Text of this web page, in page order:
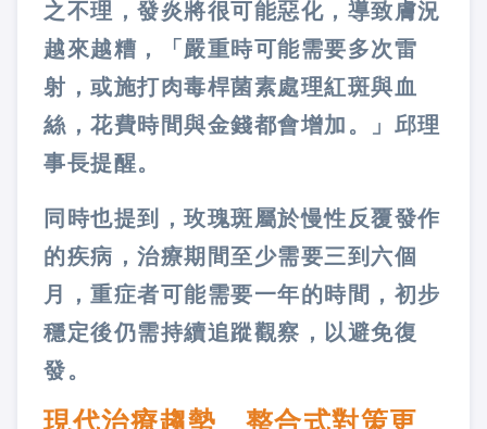
之不理，發炎將很可能惡化，導致膚況
越來越糟，「嚴重時可能需要多次雷
射，或施打肉毒桿菌素處理紅斑與血
絲，花費時間與金錢都會增加。」邱理
事長提醒。
同時也提到，玫瑰斑屬於慢性反覆發作
的疾病，治療期間至少需要三到六個
月，重症者可能需要一年的時間，初步
穩定後仍需持續追蹤觀察，以避免復
發。
現代治療趨勢 整合式對策更